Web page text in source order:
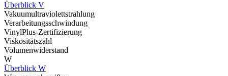
Überblick V
Vakuumultraviolettstrahlung
Verarbeitungsschwindung
VinylPlus-Zertifizierung
Viskositätszahl
Volumenwiderstand
W
Überblick W